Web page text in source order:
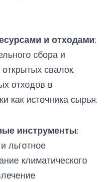
и отходами:
сбора и
свалок,
отходов в
как источника сырья.
инструменты:
льготное
климатического